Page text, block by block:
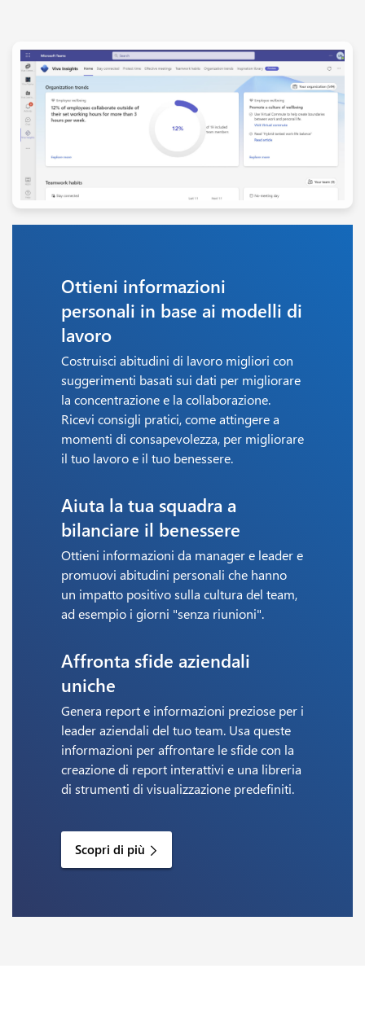
Ottieni informazioni
personali in base ai modelli di
lavoro
Costruisci abitudini di lavoro migliori con
suggerimenti basati sui dati per migliorare
la concentrazione e la collaborazione.
Ricevi consigli pratici, come attingere a
momenti di consapevolezza, per migliorare
il tuo lavoro e il tuo benessere.
Aiuta la tua squadra a
bilanciare il benessere
Ottieni informazioni da manager e leader e
promuovi abitudini personali che hanno
un impatto positivo sulla cultura del team,
ad esempio i giorni "senza riunioni".
Affronta sfide aziendali
uniche
Genera report e informazioni preziose per i
leader aziendali del tuo team. Usa queste
informazioni per affrontare le sfide con la
creazione di report interattivi e una libreria
di strumenti di visualizzazione predefiniti.
Scopri di più